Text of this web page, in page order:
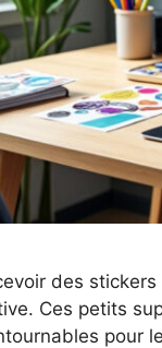
des
Ces petits
pour